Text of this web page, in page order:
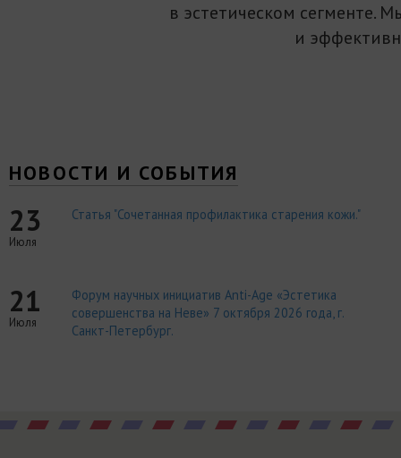
в эстетическом сегменте.
и
НОВОСТИ И СОБЫТИЯ
23
Июля
Статья "Сочетанная профилактика старения кожи."
21
Июля
Форум научных инициатив Anti-Age «Эстетика
совершенства на Неве» 7 октября 2026 года, г.
Санкт-Петербург.